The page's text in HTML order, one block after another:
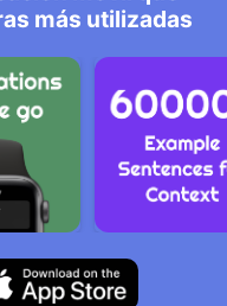
más utilizadas